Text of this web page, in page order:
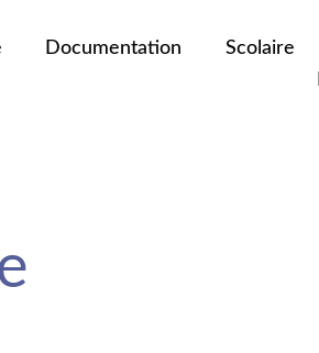
Documentation Scolaire